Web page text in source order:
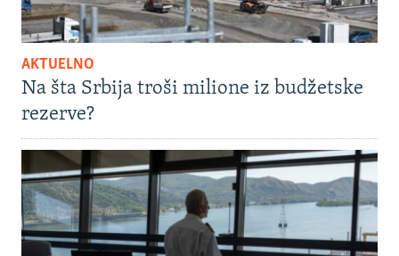
AKTUELNO
Na šta Srbija troši milione iz budžetske
rezerve?